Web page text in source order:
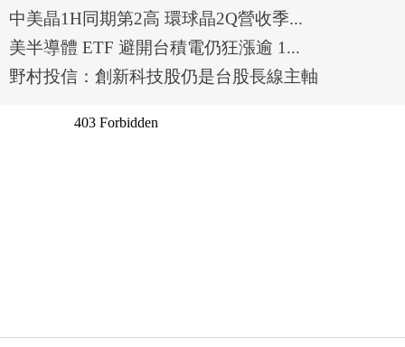
中美晶1H同期第2高 環球晶2Q營收季...
美半導體 ETF 避開台積電仍狂漲逾 1...
野村投信：創新科技股仍是台股長線主軸